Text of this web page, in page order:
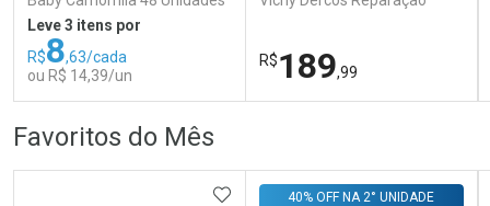
Leve 3 itens por
R$8,63/cada
ou R$ 14,39/un
R$189,99
Favoritos do Mês
ADICIONAR AOS FAVORITOS
40% OFF NA 2° UNIDADE